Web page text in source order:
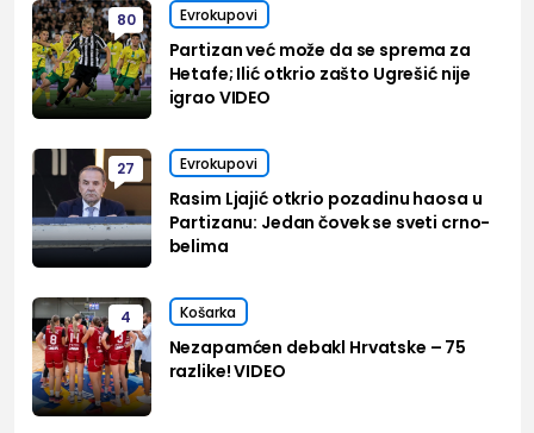
80 Evrokupovi
Partizan već može da se sprema za
Hetafe; Ilić otkrio zašto Ugrešić nije
igrao VIDEO
27 Evrokupovi
Rasim Ljajić otkrio pozadinu haosa u
Partizanu: Jedan čovek se sveti crno-
belima
4 Košarka
Nezapamćen debakl Hrvatske – 75
razlike! VIDEO